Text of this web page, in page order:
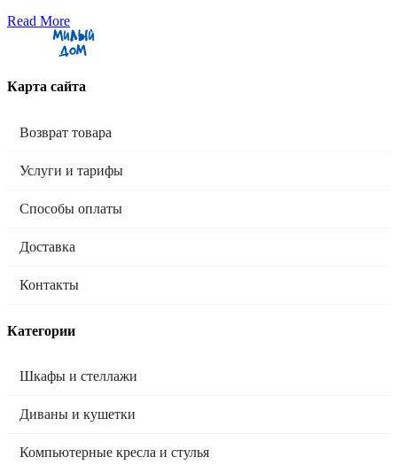
Read More
Карта сайта
Возврат товара
Услуги и тарифы
Способы оплаты
Доставка
Контакты
Категории
Шкафы и стеллажи
Диваны и кушетки
Компьютерные кресла и стулья